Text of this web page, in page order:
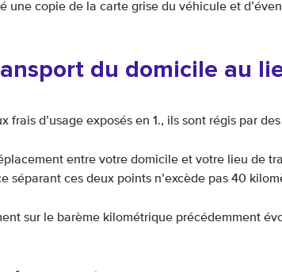
une copie de la carte grise du véhicule et
du domicile au
frais d’usage exposés en 1., ils sont régis par
entre votre domicile et votre lieu de
séparant ces deux points n’excède pas 40
sur le barème kilométrique précédemment